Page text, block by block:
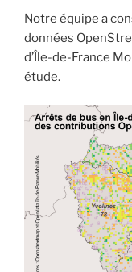
Notre équipe a
données
d’Île-de-France
étude.